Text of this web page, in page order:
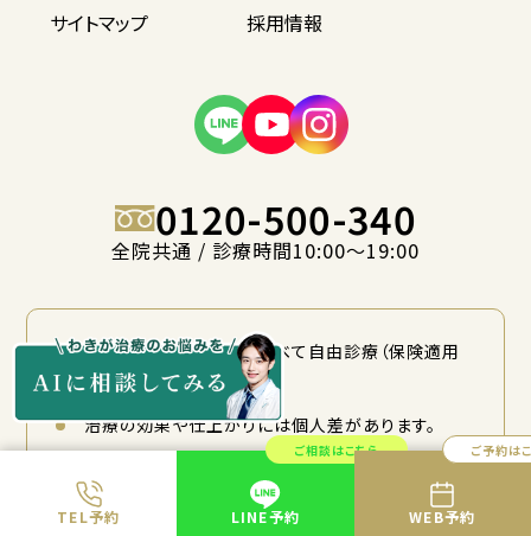
TEL予約
ご相談はこちら
LINE予約
ご予約は
WEB予約
サイトマップ
採用情報
0120-500-340
全院共通 / 診療時間10:00〜19:00
当院の提供する治療はすべて自由診療（保険適用
外）です。
治療の効果や仕上がりには個人差があります。
施術前には、医師による十分なカウンセリングをお
受けいただき、治療内容やリスクについてご納得の
上でご検討ください。